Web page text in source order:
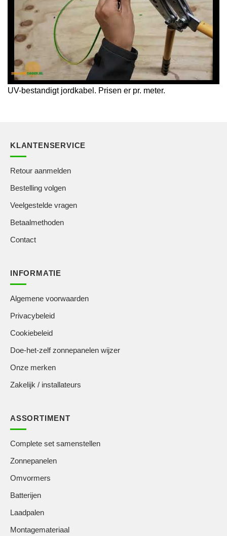
UV-bestandigt jordkabel. Prisen er pr. meter.
KLANTENSERVICE
Retour aanmelden
Bestelling volgen
Veelgestelde vragen
Betaalmethoden
Contact
INFORMATIE
Algemene voorwaarden
Privacybeleid
Cookiebeleid
Doe-het-zelf zonnepanelen wijzer
Onze merken
Zakelijk / installateurs
ASSORTIMENT
Complete set samenstellen
Zonnepanelen
Omvormers
Batterijen
Laadpalen
Montagemateriaal